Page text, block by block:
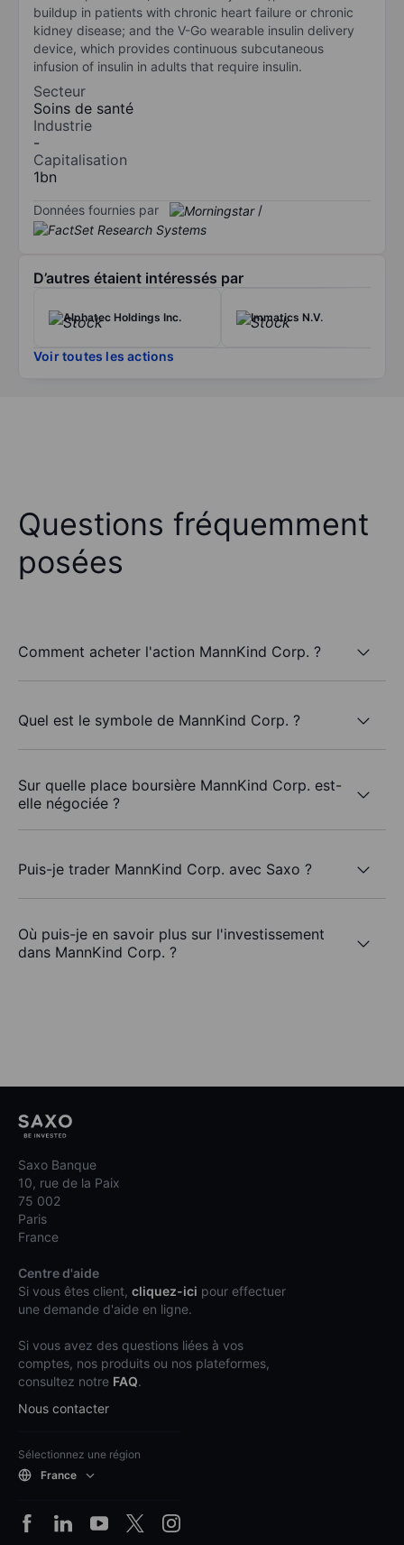
buildup in patients with chronic heart failure or chronic
kidney disease; and the V-Go wearable insulin delivery
device, which provides continuous subcutaneous
infusion of insulin in adults that require insulin.
Secteur
Soins de santé
Industrie
-
Capitalisation
1bn
Données fournies par /
D’autres étaient intéressés par
Alphatec Holdings Inc. Immatics N.V.
Voir toutes les actions
Questions fréquemment
posées
Comment acheter l'action MannKind Corp. ?
Quel est le symbole de MannKind Corp. ?
Sur quelle place boursière MannKind Corp. est-
elle négociée ?
Puis-je trader MannKind Corp. avec Saxo ?
Où puis-je en savoir plus sur l'investissement
dans MannKind Corp. ?
Saxo Banque
10, rue de la Paix
75 002
Paris
France
Centre d'aide
Si vous êtes client, cliquez-ici pour effectuer
une demande d'aide en ligne.
Si vous avez des questions liées à vos
comptes, nos produits ou nos plateformes,
consultez notre FAQ.
Nous contacter
Sélectionnez une région
France